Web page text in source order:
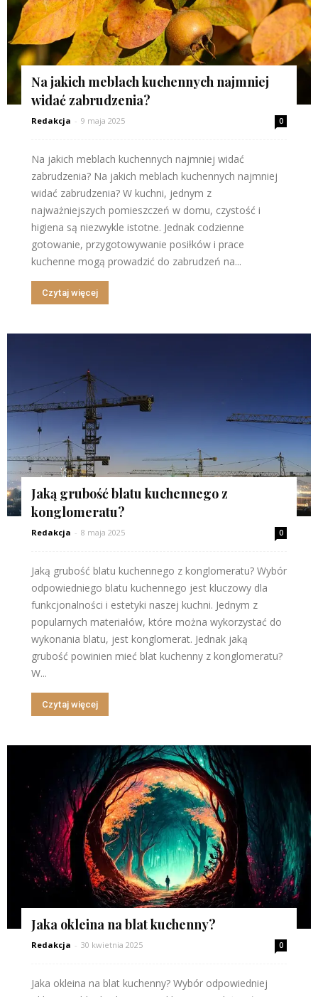
Na jakich meblach kuchennych najmniej
widać zabrudzenia?
Redakcja - 9 maja 2025 0
Na jakich meblach kuchennych najmniej widać
zabrudzenia? Na jakich meblach kuchennych najmniej
widać zabrudzenia? W kuchni, jednym z
najważniejszych pomieszczeń w domu, czystość i
higiena są niezwykle istotne. Jednak codzienne
gotowanie, przygotowywanie posiłków i prace
kuchenne mogą prowadzić do zabrudzeń na...
Czytaj więcej
Jaką grubość blatu kuchennego z
konglomeratu?
Redakcja - 8 maja 2025 0
Jaką grubość blatu kuchennego z konglomeratu? Wybór
odpowiedniego blatu kuchennego jest kluczowy dla
funkcjonalności i estetyki naszej kuchni. Jednym z
popularnych materiałów, które można wykorzystać do
wykonania blatu, jest konglomerat. Jednak jaką
grubość powinien mieć blat kuchenny z konglomeratu?
W...
Czytaj więcej
Jaka okleina na blat kuchenny?
Redakcja - 30 kwietnia 2025 0
Jaka okleina na blat kuchenny? Wybór odpowiedniej